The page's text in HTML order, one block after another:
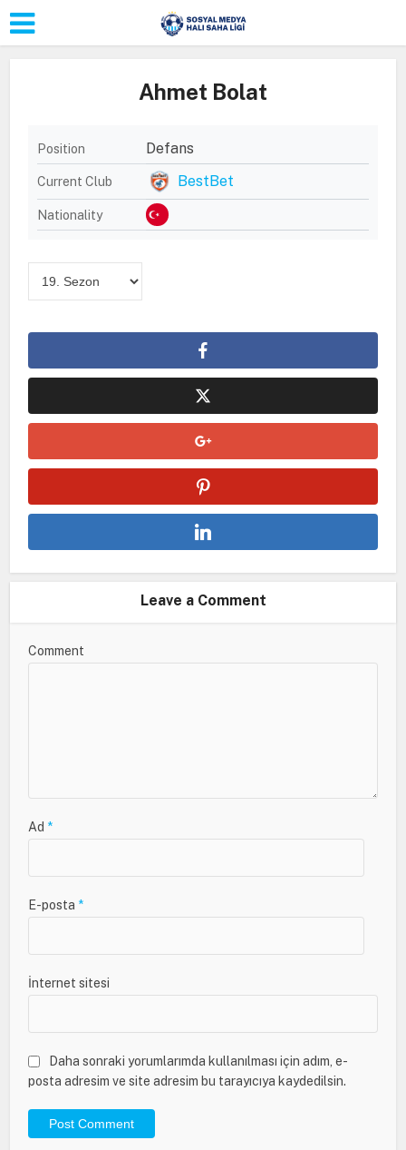
Ahmet Bolat
Position Defans
Current Club BestBet
Nationality
Leave a Comment
Comment
Ad *
E-posta *
İnternet sitesi
Daha sonraki yorumlarımda kullanılması için adım, e-
posta adresim ve site adresim bu tarayıcıya kaydedilsin.